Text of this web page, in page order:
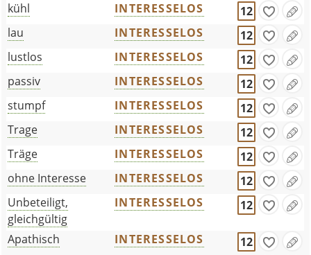
kühl
INTERESSELOS
12
lau
INTERESSELOS
12
lustlos
INTERESSELOS
12
passiv
INTERESSELOS
12
stumpf
INTERESSELOS
12
Trage
INTERESSELOS
12
Träge
INTERESSELOS
12
ohne Interesse
INTERESSELOS
12
Unbeteiligt,
gleichgültig
INTERESSELOS 12
Apathisch INTERESSELOS
12